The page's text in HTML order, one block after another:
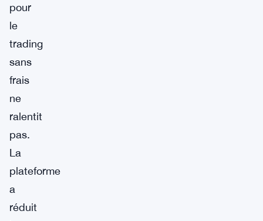
pour
le
trading
sans
frais
ne
ralentit
pas.
La
plateforme
a
réduit